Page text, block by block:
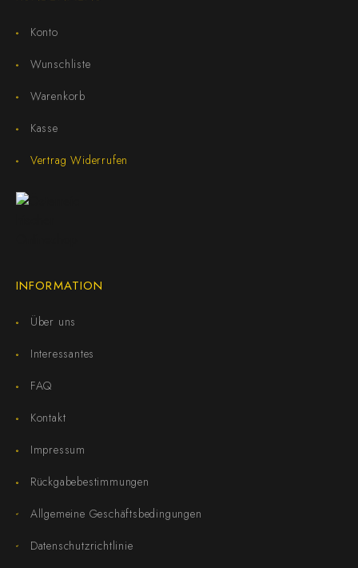
Konto
Wunschliste
Warenkorb
Kasse
Vertrag Widerrufen
INFORMATION
Über uns
Interessantes
FAQ
Kontakt
Impressum
Rückgabebestimmungen
Allgemeine Geschäftsbedingungen
Datenschutzrichtlinie